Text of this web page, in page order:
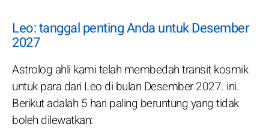
Leo: tanggal penting Anda untuk Desember
2027
Astrolog ahli kami telah membedah transit kosmik
untuk para dari Leo di bulan Desember 2027. ini.
Berikut adalah 5 hari paling beruntung yang tidak
boleh dilewatkan: